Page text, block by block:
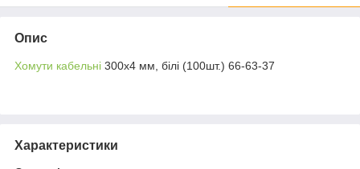
Опис
Хомути кабельні 300х4 мм, білі (100шт.) 66-63-37
Характеристики